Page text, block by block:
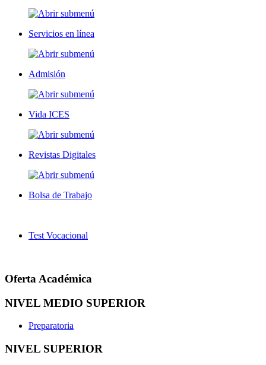
Servicios en línea
Admisión
Vida ICES
Revistas Digitales
Bolsa de Trabajo
Test Vocacional
Oferta Académica
NIVEL MEDIO SUPERIOR
Preparatoria
NIVEL SUPERIOR